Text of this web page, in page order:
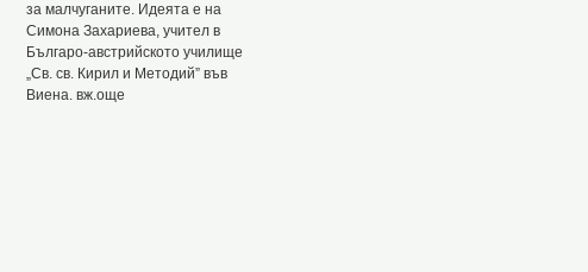
за малчуганите. Идеята е на
Симона Захариева, учител в
Българо-австрийското училище
„Св. св. Кирил и Методий” във
Виена. вж.още